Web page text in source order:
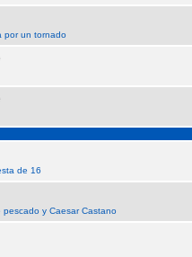
por un tornado
de 16
y Caesar Castano